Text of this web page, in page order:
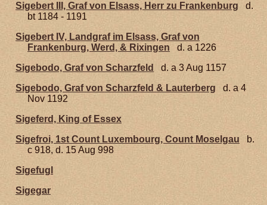
Sigebert III, Graf von Elsass, Herr zu Frankenburg
d.
bt 1184 - 1191
Sigebert IV, Landgraf im Elsass, Graf von
Frankenburg, Werd, & Rixingen
d. a 1226
Sigebodo, Graf von Scharzfeld
d. a 3 Aug 1157
Sigebodo, Graf von Scharzfeld & Lauterberg
d. a 4
Nov 1192
Sigeferd, King of Essex
Sigefroi, 1st Count Luxembourg, Count Moselgau
b.
c 918, d. 15 Aug 998
Sigefugl
Sigegar